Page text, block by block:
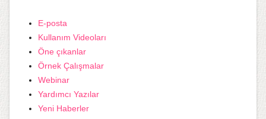
E-posta
Kullanım Videoları
Öne çıkanlar
Örnek Çalışmalar
Webinar
Yardımcı Yazılar
Yeni Haberler